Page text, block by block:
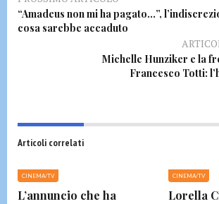
“Amadeus non mi ha pagato…”,
cosa sarebbe accaduto
Michelle Hunziker e la
Francesco Totti:
Articoli correlati
CINEMA/TV
L’annuncio che ha
CINEMA/TV
Lorella